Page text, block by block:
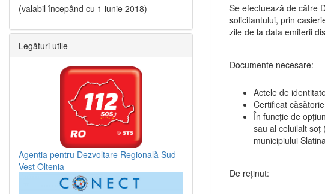
Se efectuează de către
solicitantului, prin
zile de la data emiterii
Documente necesare:
Actele de
Certificat
În funcție de
sau al celuilalt soț
municipiului
De reținut:
(valabil începând cu 1 iunie 2018)
Legături utile
Agenția pentru Dezvoltare Regională Sud-
Vest Oltenia